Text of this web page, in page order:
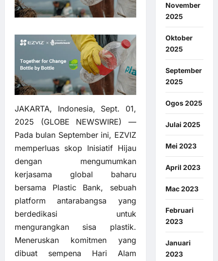
JAKARTA, Indonesia, Sept. 01,
2025 (GLOBE NEWSWIRE) —
Pada bulan September ini, EZVIZ
memperluas skop Inisiatif Hijau
dengan mengumumkan
kerjasama global baharu
bersama Plastic Bank, sebuah
platform antarabangsa yang
berdedikasi untuk
mengurangkan sisa plastik.
Meneruskan komitmen yang
dibuat sempena Hari Alam
November
2025
Oktober
2025
September
2025
Ogos 2025
Julai 2025
Mei 2023
April 2023
Mac 2023
Februari
2023
Januari
2023